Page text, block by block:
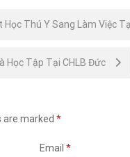
Thú Y Sang Làm Việc
Học Tập Tại CHLB Đức
are marked *
Email *